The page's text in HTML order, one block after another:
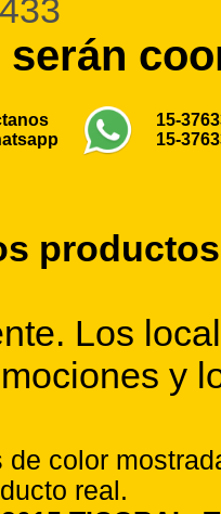
serán
15-
15-
Los
y
de color
real.